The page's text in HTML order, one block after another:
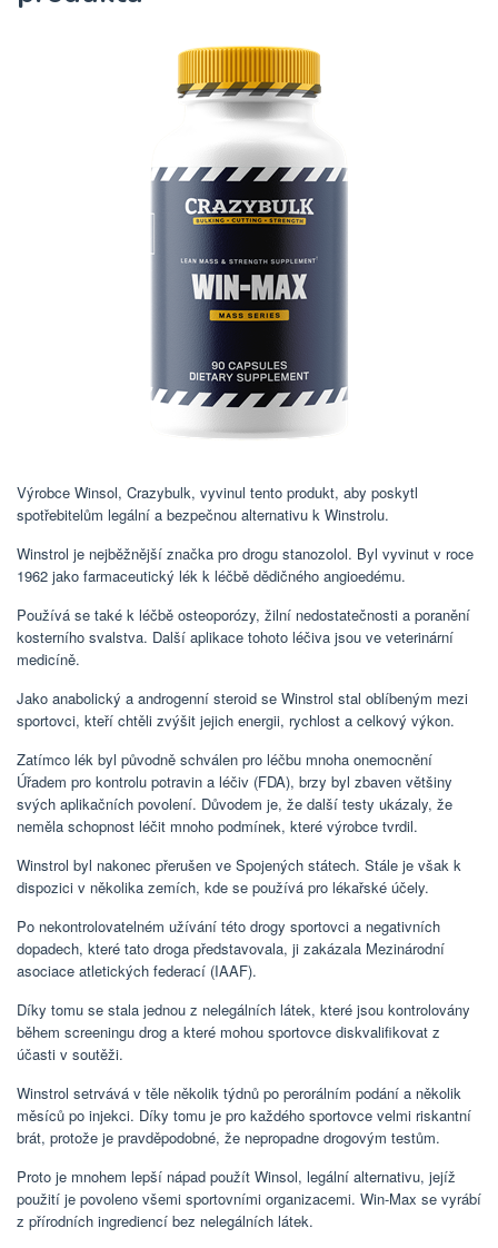
Výrobce Winsol, Crazybulk, vyvinul tento produkt, aby poskytl
spotřebitelům legální a bezpečnou alternativu k Winstrolu.
Winstrol je nejběžnější značka pro drogu stanozolol. Byl vyvinut v roce
1962 jako farmaceutický lék k léčbě dědičného angioedému.
Používá se také k léčbě osteoporózy, žilní nedostatečnosti a poranění
kosterního svalstva. Další aplikace tohoto léčiva jsou ve veterinární
medicíně.
Jako anabolický a androgenní steroid se Winstrol stal oblíbeným mezi
sportovci, kteří chtěli zvýšit jejich energii, rychlost a celkový výkon.
Zatímco lék byl původně schválen pro léčbu mnoha onemocnění
Úřadem pro kontrolu potravin a léčiv (FDA), brzy byl zbaven většiny
svých aplikačních povolení. Důvodem je, že další testy ukázaly, že
neměla schopnost léčit mnoho podmínek, které výrobce tvrdil.
Winstrol byl nakonec přerušen ve Spojených státech. Stále je však k
dispozici v několika zemích, kde se používá pro lékařské účely.
Po nekontrolovatelném užívání této drogy sportovci a negativních
dopadech, které tato droga představovala, ji zakázala Mezinárodní
asociace atletických federací (IAAF).
Díky tomu se stala jednou z nelegálních látek, které jsou kontrolovány
během screeningu drog a které mohou sportovce diskvalifikovat z
účasti v soutěži.
Winstrol setrvává v těle několik týdnů po perorálním podání a několik
měsíců po injekci. Díky tomu je pro každého sportovce velmi riskantní
brát, protože je pravděpodobné, že nepropadne drogovým testům.
Proto je mnohem lepší nápad použít Winsol, legální alternativu, jejíž
použití je povoleno všemi sportovními organizacemi. Win-Max se vyrábí
z přírodních ingrediencí bez nelegálních látek.